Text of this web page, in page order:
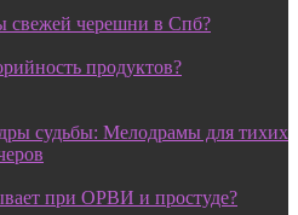
свежей черешни в Спб?
продуктов?
судьбы: Мелодрамы для тихих
при ОРВИ и простуде?